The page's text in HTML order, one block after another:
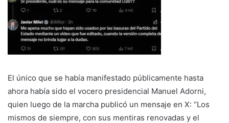
El único que se había manifestado públicamente hasta
ahora había sido el vocero presidencial Manuel Adorni,
quien luego de la marcha publicó un mensaje en X: “Los
mismos de siempre, con sus mentiras renovadas y el